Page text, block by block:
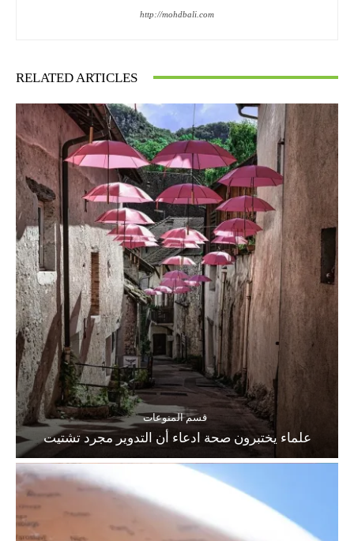
http://mohdbali.com
RELATED ARTICLES
قسم المنوعات
علماء يختبرون صحة ادعاء أن التدوير مجرد تشتيت